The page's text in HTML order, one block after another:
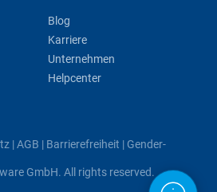
Blog
Karriere
Unternehmen
Helpcenter
|AGB | Barrierefreiheit | Gender-
GmbH. All rights reserved.